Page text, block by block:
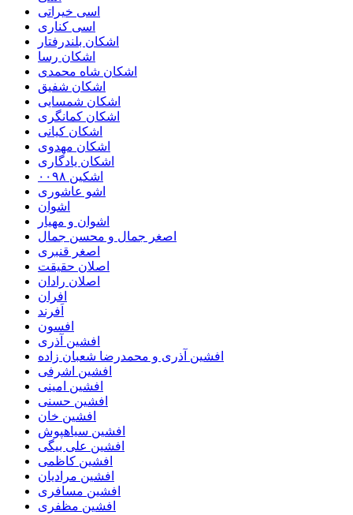
اسی خیراتی
اسی کناری
اشکان بلندرفتار
اشکان رسا
اشکان شاه محمدی
اشکان شفیق
اشکان شمسایی
اشکان‌ کمانگری
اشکان کیانی
اشکان مهدوی
اشکان یادگاری
اشکین ۰۰۹۸
اشو عاشوری
اشوان
اشوان و مهیار
اصغر جمال و محسن جمال
اصغر قنبری
اصلان حقیقت
اصلان رادان
افران
اَفرند
افسون
افشین آذری
افشین آذری و محمدرضا شعبان زاده
افشین اشرفی
افشین امینی
افشین حسنی
افشین خان
افشین سیاهپوش
افشین علی بیگی
افشین کاظمی
افشین مرادیان
افشین مسافری
افشین مظفری